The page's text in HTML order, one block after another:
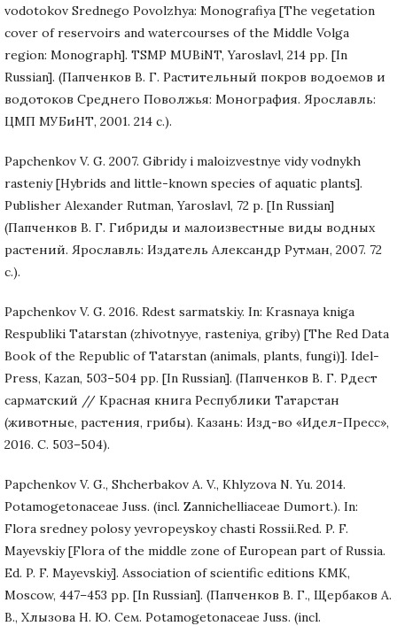
vodotokov Srednego Povolzhya: Monografiya [The vegetation
cover of reservoirs and watercourses of the Middle Volga
region: Monograph]. TSMP MUBiNT, Yaroslavl, 214 pp. [In
Russian]. (Папченков В. Г. Растительный покров водоемов и
водотоков Среднего Поволжья: Монография. Ярославль:
ЦМП МУБиНТ, 2001. 214 с.).
Papchenkov V. G. 2007. Gibridy i maloizvestnye vidy vodnykh
rasteniy [Hybrids and little-known species of aquatic plants].
Publisher Alexander Rutman, Yaroslavl, 72 p. [In Russian]
(Папченков В. Г. Гибриды и малоизвестные виды водных
растений. Ярославль: Издатель Александр Рутман, 2007. 72
с.).
Papchenkov V. G. 2016. Rdest sarmatskiy. In: Krasnaya kniga
Respubliki Tatarstan (zhivotnyye, rasteniya, griby) [The Red Data
Book of the Republic of Tatarstan (animals, plants, fungi)]. Idel-
Press, Kazan, 503–504 pp. [In Russian]. (Папченков В. Г. Рдест
сарматский // Красная книга Республики Татарстан
(животные, растения, грибы). Казань: Изд-во «Идел-Пресс»,
2016. С. 503–504).
Papchenkov V. G., Shcherbakov A. V., Khlyzova N. Yu. 2014.
Potamogetonaceae Juss. (incl. Zannichelliaceae Dumort.). In:
Flora sredney polosy yevropeyskoy chasti Rossii.Red. P. F.
Mayevskiy [Flora of the middle zone of European part of Russia.
Ed. P. F. Mayevskiy]. Association of scientific editions KMK,
Moscow, 447–453 pp. [In Russian]. (Папченков В. Г., Щербаков А.
В., Хлызова Н. Ю. Сем. Potamogetonaceae Juss. (incl.